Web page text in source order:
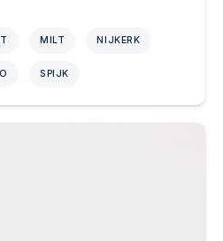
MILT NIJKERK
SPIJK